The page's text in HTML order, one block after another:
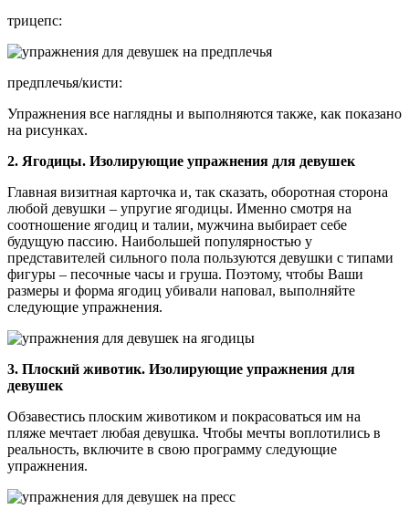
трицепс:
предплечья/кисти:
Упражнения все наглядны и выполняются также, как показано
на рисунках.
2. Ягодицы. Изолирующие упражнения для девушек
Главная визитная карточка и, так сказать, оборотная сторона
любой девушки – упругие ягодицы. Именно смотря на
соотношение ягодиц и талии, мужчина выбирает себе
будущую пассию. Наибольшей популярностью у
представителей сильного пола пользуются девушки с типами
фигуры – песочные часы и груша. Поэтому, чтобы Ваши
размеры и форма ягодиц убивали наповал, выполняйте
следующие упражнения.
3. Плоский животик. Изолирующие упражнения для
девушек
Обзавестись плоским животиком и покрасоваться им на
пляже мечтает любая девушка. Чтобы мечты воплотились в
реальность, включите в свою программу следующие
упражнения.